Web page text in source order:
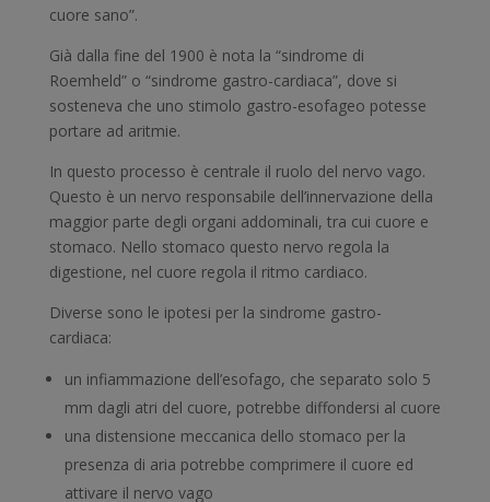
cuore sano”.
Già dalla fine del 1900 è nota la “sindrome di
Roemheld” o “sindrome gastro-cardiaca”, dove si
sosteneva che uno stimolo gastro-esofageo potesse
portare ad aritmie.
In questo processo è centrale il ruolo del nervo vago.
Questo è un nervo responsabile dell’innervazione della
maggior parte degli organi addominali, tra cui cuore e
stomaco. Nello stomaco questo nervo regola la
digestione, nel cuore regola il ritmo cardiaco.
Diverse sono le ipotesi per la sindrome gastro-
cardiaca:
un infiammazione dell’esofago, che separato solo 5
mm dagli atri del cuore, potrebbe diffondersi al cuore
una distensione meccanica dello stomaco per la
presenza di aria potrebbe comprimere il cuore ed
attivare il nervo vago